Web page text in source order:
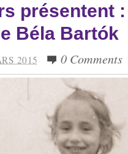
présentent
Béla Bartók
2015 0 Comments